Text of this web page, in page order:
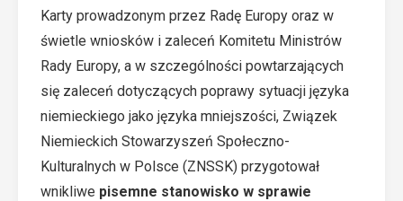
Karty prowadzonym przez Radę Europy oraz w
świetle wniosków i zaleceń Komitetu Ministrów
Rady Europy, a w szczególności powtarzających
się zaleceń dotyczących poprawy sytuacji języka
niemieckiego jako języka mniejszości, Związek
Niemieckich Stowarzyszeń Społeczno-
Kulturalnych w Polsce (ZNSSK) przygotował
wnikliwe pisemne stanowisko w sprawie